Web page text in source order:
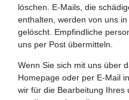
löschen. E-Mails, die
enthalten, werden von uns
gelöscht. Empfindliche
uns per Post übermitteln.
Wenn Sie sich mit uns über
Homepage oder per E-Mail
wir für die Bearbeitung Ihres